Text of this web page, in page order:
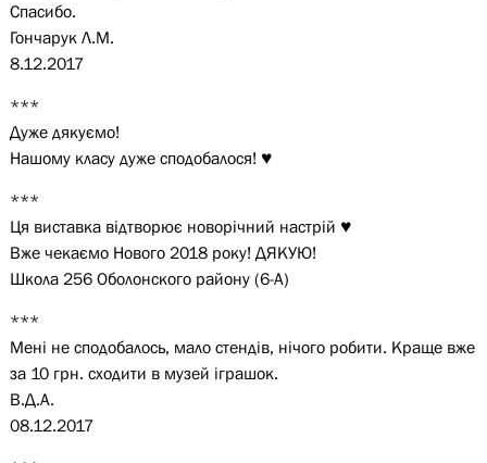
Спасибо.
Гончарук Л.М.
8.12.2017
***
Дуже дякуємо!
Нашому класу дуже сподобалося! ♥
***
Ця виставка відтворює новорічний настрій ♥
Вже чекаємо Нового 2018 року! ДЯКУЮ!
Школа 256 Оболонского району (6-А)
***
Мені не сподобалось, мало стендів, нічого робити. Краще вже
за 10 грн. сходити в музей іграшок.
В.Д.А.
08.12.2017